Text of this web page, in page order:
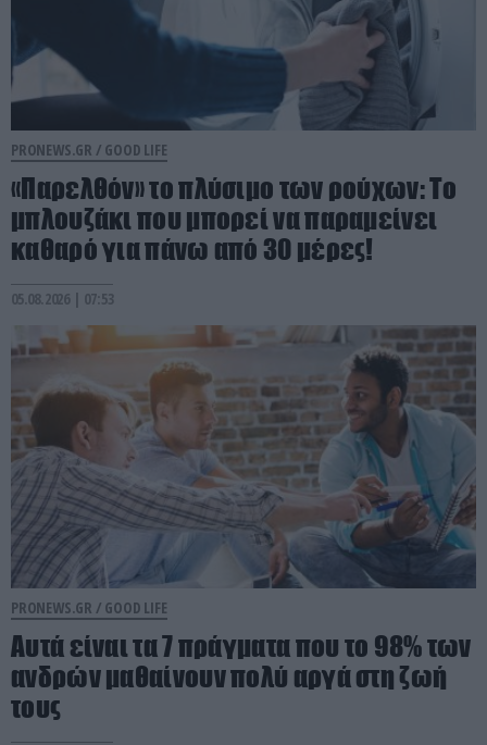
PRONEWS.GR / GOOD LIFE
«Παρελθόν» το πλύσιμο των ρούχων: Το
μπλουζάκι που μπορεί να παραμείνει
καθαρό για πάνω από 30 μέρες!
05.08.2026 | 07:53
PRONEWS.GR / GOOD LIFE
Αυτά είναι τα 7 πράγματα που το 98% των
ανδρών μαθαίνουν πολύ αργά στη ζωή
τους